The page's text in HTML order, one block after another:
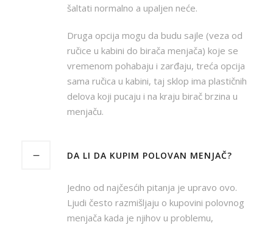
šaltati normalno a upaljen neće.
Druga opcija mogu da budu sajle (veza od
ručice u kabini do birača menjača) koje se
vremenom pohabaju i zarđaju, treća opcija
sama ručica u kabini, taj sklop ima plastičnih
delova koji pucaju i na kraju birač brzina u
menjaču.
DA LI DA KUPIM POLOVAN MENJAČ?
Jedno od najčesćih pitanja je upravo ovo.
Ljudi često razmišljaju o kupovini polovnog
menjača kada je njihov u problemu,